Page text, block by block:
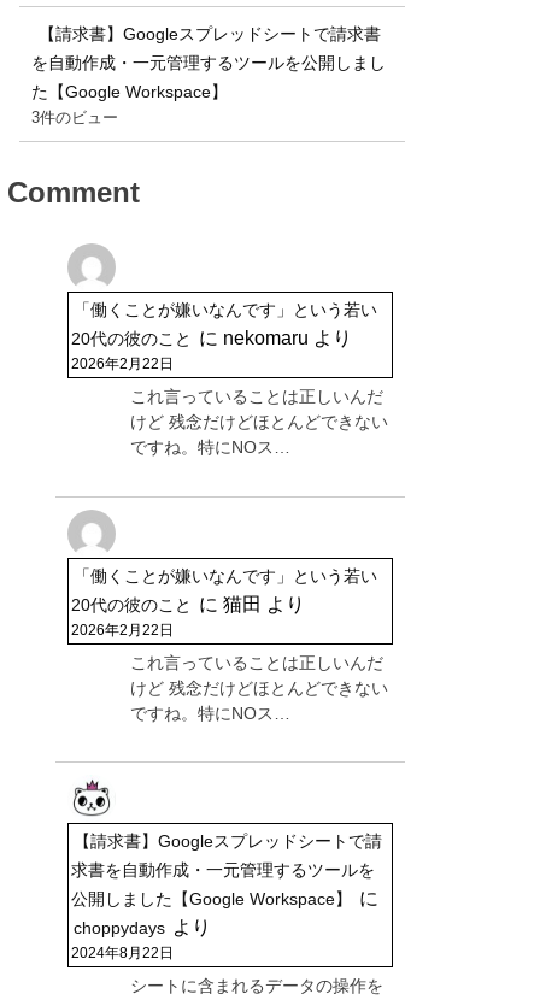
【請求書】Googleスプレッドシートで請求書
を自動作成・一元管理するツールを公開しまし
た【Google Workspace】
3件のビュー
Comment
「働くことが嫌いなんです」という若い
20代の彼のこと
に nekomaru より
2026年2月22日
これ言っていることは正しいんだ
けど 残念だけどほとんどできない
ですね。特にNOス…
「働くことが嫌いなんです」という若い
20代の彼のこと
に 猫田 より
2026年2月22日
これ言っていることは正しいんだ
けど 残念だけどほとんどできない
ですね。特にNOス…
【請求書】Googleスプレッドシートで請
求書を自動作成・一元管理するツールを
公開しました【Google Workspace】
に
choppydays より
2024年8月22日
シートに含まれるデータの操作を